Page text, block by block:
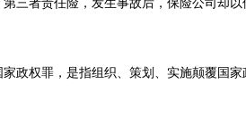
者责任险，发生事故后，保险公司却以
权罪，是指组织、策划、实施颠覆国家